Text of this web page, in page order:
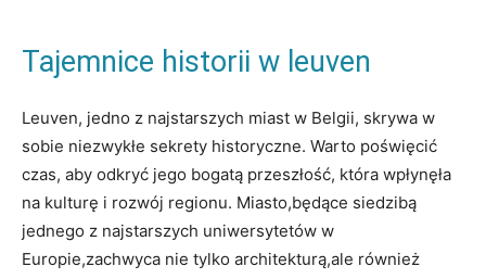
Tajemnice historii w ⁢leuven
Leuven, jedno z⁣ najstarszych miast w ⁣Belgii, skrywa w
sobie niezwykłe sekrety historyczne. Warto poświęcić​
czas, aby odkryć jego bogatą‍ przeszłość, która wpłynęła
na‌ kulturę i rozwój ⁢regionu. Miasto,będące siedzibą
jednego z najstarszych uniwersytetów w
Europie,zachwyca nie tylko‍ architekturą,ale ⁢również